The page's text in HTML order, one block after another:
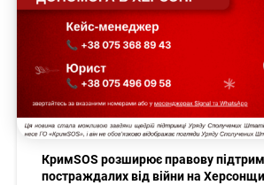
КримSOS розширює правову
постраждалих від війни на